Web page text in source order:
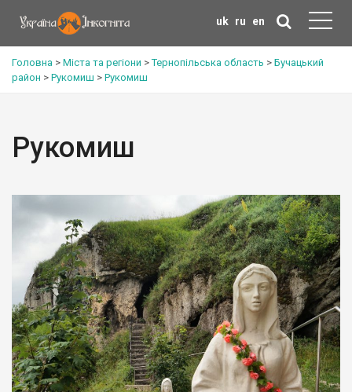
uk ru en
Головна > Міста та регіони >Тернопільська область > Бучацький
район > Рукомиш > Рукомиш
Рукомиш